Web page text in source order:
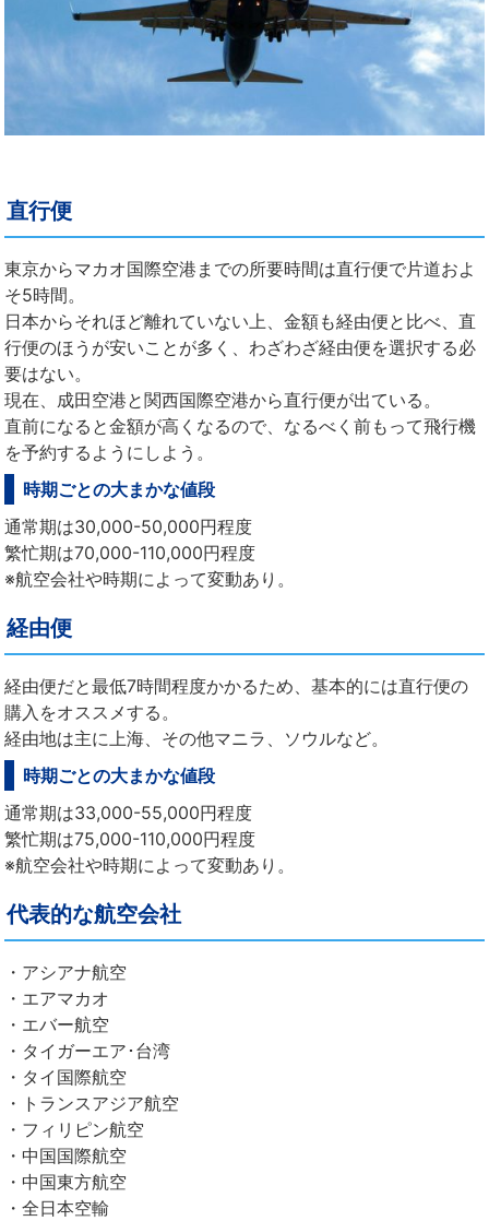
直行便
東京からマカオ国際空港までの所要時間は直行便で片道およ
そ5時間。
日本からそれほど離れていない上、金額も経由便と比べ、直
行便のほうが安いことが多く、わざわざ経由便を選択する必
要はない。
現在、成田空港と関西国際空港から直行便が出ている。
直前になると金額が高くなるので、なるべく前もって飛行機
を予約するようにしよう。
時期ごとの大まかな値段
通常期は30,000-50,000円程度
繁忙期は70,000-110,000円程度
※航空会社や時期によって変動あり。
経由便
経由便だと最低7時間程度かかるため、基本的には直行便の
購入をオススメする。
経由地は主に上海、その他マニラ、ソウルなど。
時期ごとの大まかな値段
通常期は33,000-55,000円程度
繁忙期は75,000-110,000円程度
※航空会社や時期によって変動あり。
代表的な航空会社
・アシアナ航空
・エアマカオ
・エバー航空
・タイガーエア･台湾
・タイ国際航空
・トランスアジア航空
・フィリピン航空
・中国国際航空
・中国東方航空
・全日本空輸